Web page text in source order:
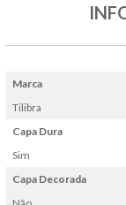
Marca
Tilibra
Capa Dura
Sim
Capa Decorada
Não